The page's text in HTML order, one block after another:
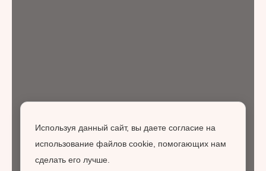
Используя данный сайт, вы даете согласие на
использование файлов cookie, помогающих нам
сделать его лучше.